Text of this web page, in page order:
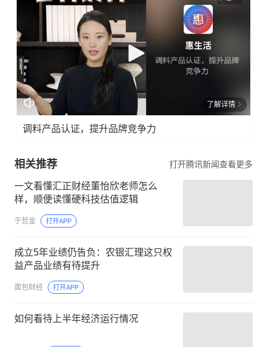
了解详情
调料产品认证，提升品牌竞争力
相关推荐 打开腾讯新闻查看更多
一文看懂汇正财经董怡欣老师怎么
样，顺便读懂硬科技估值逻辑
于哲金 打开APP
成立5年业绩仍告负：农银汇理这只权
益产品业绩有待提升
面包财经 打开APP
如何看待上半年经济运行情况